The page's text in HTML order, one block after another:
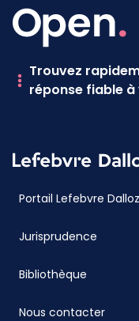
Trouvez
réponse fiable
Portail Lefebvre Dalloz
Jurisprudence
Bibliothèque
Nous contacter